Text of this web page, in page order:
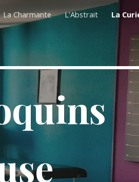
Skip to navigation
La Charmante L'Abstrait La